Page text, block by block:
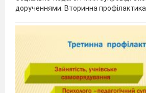
дорученнями. Вторинна профілактика